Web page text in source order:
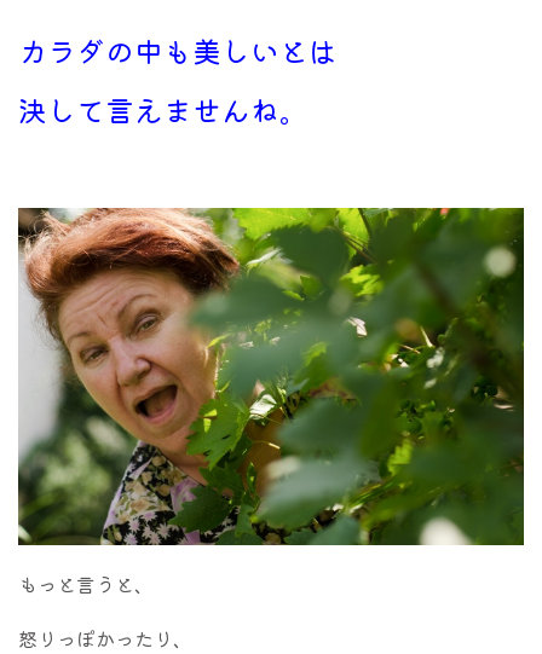
カラダの中も美しいとは
決して言えませんね。
もっと言うと、
怒りっぽかったり、